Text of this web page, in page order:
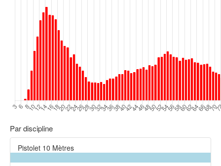
Par discipline
Pistolet 10 Mètres